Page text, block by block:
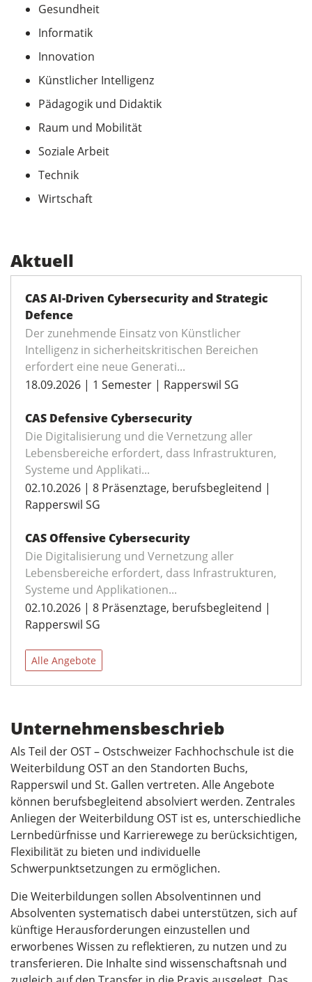
Gesundheit
Informatik
Innovation
Künstlicher Intelligenz
Pädagogik und Didaktik
Raum und Mobilität
Soziale Arbeit
Technik
Wirtschaft
Aktuell
CAS AI-Driven Cybersecurity and Strategic
Defence
Der zunehmende Einsatz von Künstlicher
Intelligenz in sicherheitskritischen Bereichen
erfordert eine neue Generati...
18.09.2026 | 1 Semester | Rapperswil SG
CAS Defensive Cybersecurity
Die Digitalisierung und die Vernetzung aller
Lebensbereiche erfordert, dass Infrastrukturen,
Systeme und Applikati...
02.10.2026 | 8 Präsenztage, berufsbegleitend |
Rapperswil SG
CAS Offensive Cybersecurity
Die Digitalisierung und Vernetzung aller
Lebensbereiche erfordert, dass Infrastrukturen,
Systeme und Applikationen...
02.10.2026 | 8 Präsenztage, berufsbegleitend |
Rapperswil SG
Alle Angebote
Unternehmensbeschrieb
Als Teil der OST – Ostschweizer Fachhochschule ist die
Weiterbildung OST an den Standorten Buchs,
Rapperswil und St. Gallen vertreten. Alle Angebote
können berufsbegleitend absolviert werden. Zentrales
Anliegen der Weiterbildung OST ist es, unterschiedliche
Lernbedürfnisse und Karrierewege zu berücksichtigen,
Flexibilität zu bieten und individuelle
Schwerpunktsetzungen zu ermöglichen.
Die Weiterbildungen sollen Absolventinnen und
Absolventen systematisch dabei unterstützen, sich auf
künftige Herausforderungen einzustellen und
erworbenes Wissen zu reflektieren, zu nutzen und zu
transferieren. Die Inhalte sind wissenschaftsnah und